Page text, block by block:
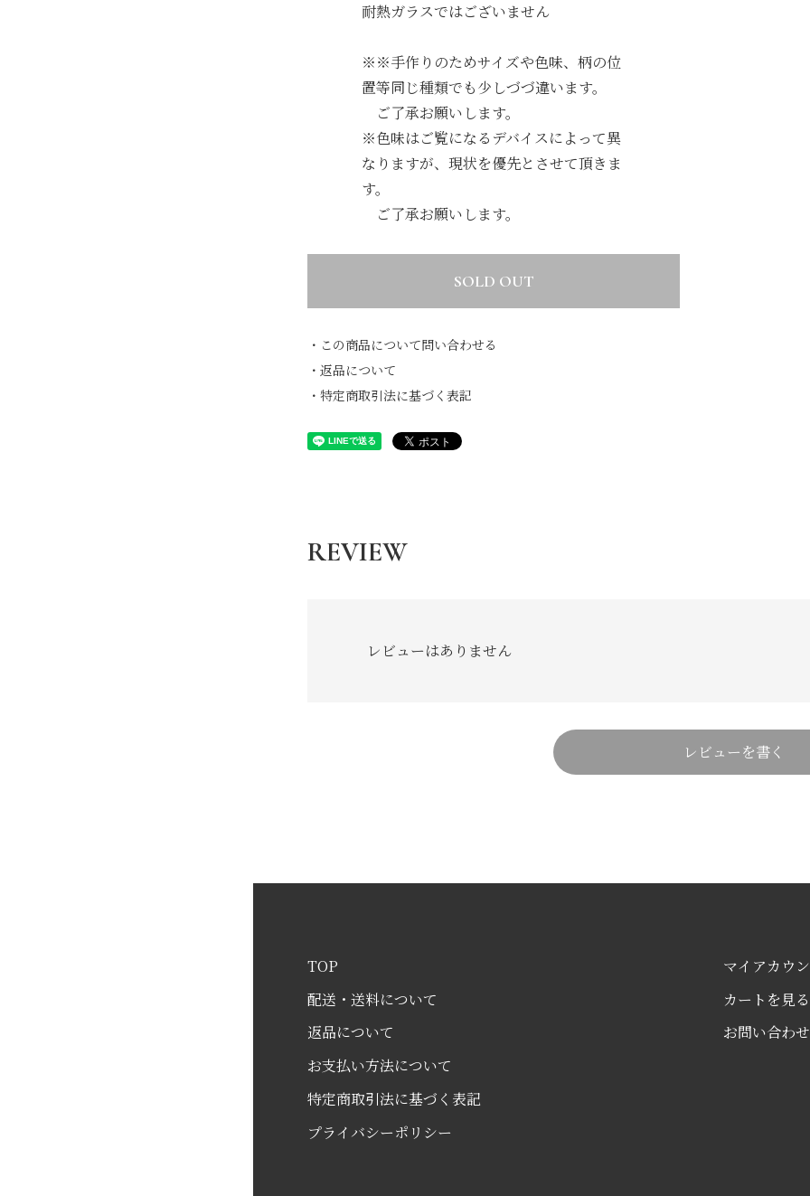
耐熱ガラスではございません
※※手作りのためサイズや色味、柄の位
置等同じ種類でも少しづづ違います。
ご了承お願いします。
※色味はご覧になるデバイスによって異
なりますが、現状を優先とさせて頂きま
す。
ご了承お願いします。
SOLD OUT
・この商品について問い合わせる
・返品について
・特定商取引法に基づく表記
REVIEW
レビューはありません
レビューを書く
TOP
配送・送料について
返品について
お支払い方法について
特定商取引法に基づく表記
プライバシーポリシー
マイアカウ
カートを見る
お問い合わせ